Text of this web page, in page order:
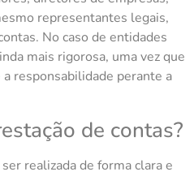
representantes legais,
No caso de entidades
mais rigorosa, uma vez que
responsabilidade perante a
de contas?
realizada de forma clara e